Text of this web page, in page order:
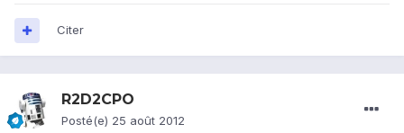
Citer
R2D2CPO
Posté(e) 25 août 2012